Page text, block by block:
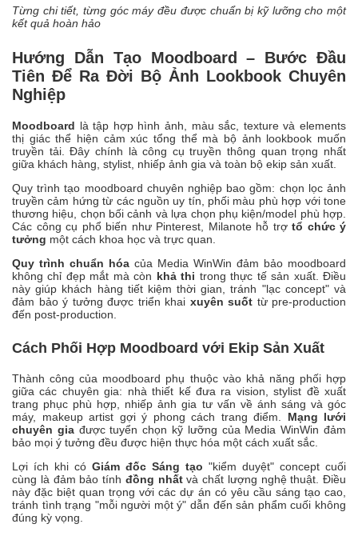
Từng chi tiết, từng góc máy đều được chuẩn bị kỹ lưỡng cho một
kết quả hoàn hảo
Hướng Dẫn Tạo Moodboard – Bước Đầu
Tiên Để Ra Đời Bộ Ảnh Lookbook Chuyên
Nghiệp
Moodboard là tập hợp hình ảnh, màu sắc, texture và elements
thị giác thể hiện cảm xúc tổng thể mà bộ ảnh lookbook muốn
truyền tải. Đây chính là công cụ truyền thông quan trọng nhất
giữa khách hàng, stylist, nhiếp ảnh gia và toàn bộ ekip sản xuất.
Quy trình tạo moodboard chuyên nghiệp bao gồm: chọn lọc ảnh
truyền cảm hứng từ các nguồn uy tín, phối màu phù hợp với tone
thương hiệu, chọn bối cảnh và lựa chọn phụ kiện/model phù hợp.
Các công cụ phổ biến như Pinterest, Milanote hỗ trợ tổ chức ý
tưởng một cách khoa học và trực quan.
Quy trình chuẩn hóa của Media WinWin đảm bảo moodboard
không chỉ đẹp mắt mà còn khả thi trong thực tế sản xuất. Điều
này giúp khách hàng tiết kiệm thời gian, tránh "lạc concept" và
đảm bảo ý tưởng được triển khai xuyên suốt từ pre-production
đến post-production.
Cách Phối Hợp Moodboard với Ekip Sản Xuất
Thành công của moodboard phụ thuộc vào khả năng phối hợp
giữa các chuyên gia: nhà thiết kế đưa ra vision, stylist đề xuất
trang phục phù hợp, nhiếp ảnh gia tư vấn về ánh sáng và góc
máy, makeup artist gợi ý phong cách trang điểm. Mạng lưới
chuyên giađược tuyển chọn kỹ lưỡng của Media WinWin đảm
bảo mọi ý tưởng đều được hiện thực hóa một cách xuất sắc.
Lợi ích khi có Giám đốc Sáng tạo "kiểm duyệt" concept cuối
cùng là đảm bảo tính đồng nhấtvà chất lượng nghệ thuật. Điều
này đặc biệt quan trọng với các dự án có yêu cầu sáng tạo cao,
tránh tình trạng "mỗi người một ý" dẫn đến sản phẩm cuối không
đúng kỳ vọng.